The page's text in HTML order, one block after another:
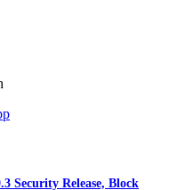
Security Release, Block